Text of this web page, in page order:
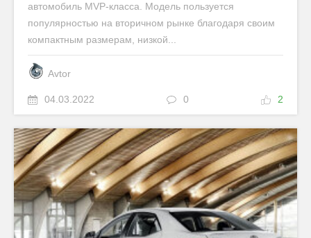
автомобиль MVP-класса. Модель пользуется
популярностью на вторичном рынке благодаря своим
компактным размерам, низкой...
Avtor
04.03.2022 0 2